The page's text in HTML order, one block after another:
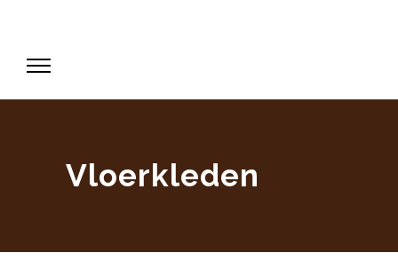
Vloerkleden